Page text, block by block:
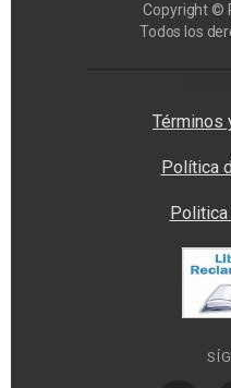
Copyright ©
Todos los
Términos
Política